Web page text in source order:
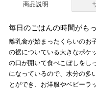
商品説明
毎日のごはんの時間がも
離乳食が始まったくらいのお
の裾についている大きなポケ
の口が開いて食べこぼしをし
になっているので、水分の多
とができ、お洋服やベビーラ